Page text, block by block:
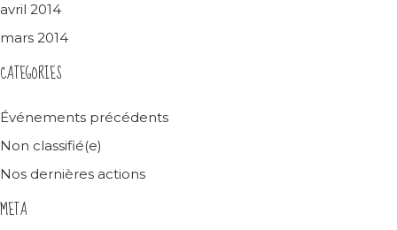
avril 2014
mars 2014
CATEGORIES
Événements précédents
Non classifié(e)
Nos dernières actions
META